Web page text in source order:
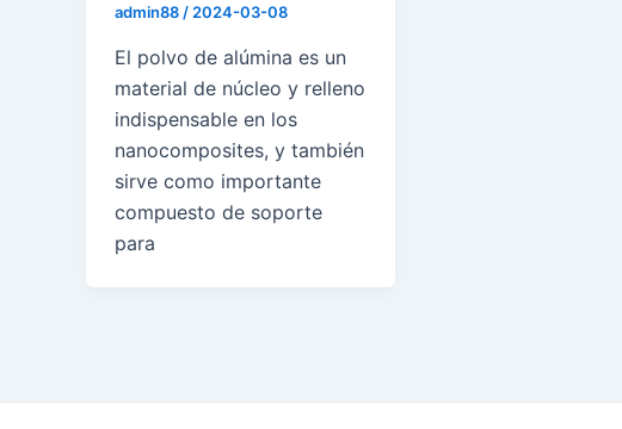
admin88 / 2024-03-08
El polvo de alúmina es un
material de núcleo y relleno
indispensable en los
nanocomposites, y también
sirve como importante
compuesto de soporte
para